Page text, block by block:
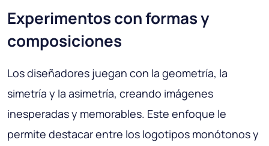
Experimentos con formas y
composiciones
Los diseñadores juegan con la geometría, la
simetría y la asimetría, creando imágenes
inesperadas y memorables. Este enfoque le
permite destacar entre los logotipos monótonos y